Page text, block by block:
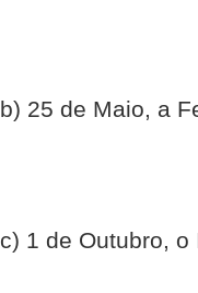
b) 25 de Maio, a
c) 1 de Outubro, o